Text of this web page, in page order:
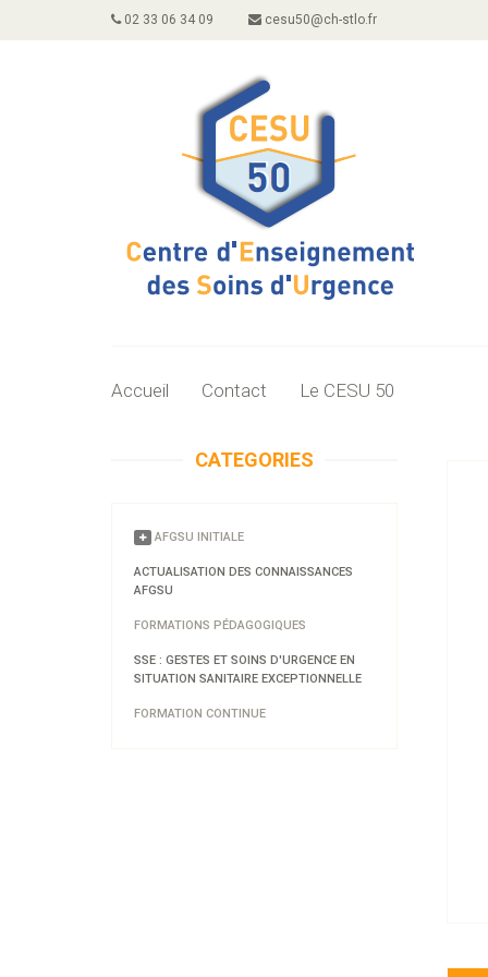
02 33 06 34 09 cesu50@ch-stlo.fr
Accueil Contact Le CESU 50
CATEGORIES
AFGSU INITIALE
ACTUALISATION DES CONNAISSANCES
AFGSU
FORMATIONS PÉDAGOGIQUES
SSE : GESTES ET SOINS D'URGENCE EN
SITUATION SANITAIRE EXCEPTIONNELLE
FORMATION CONTINUE